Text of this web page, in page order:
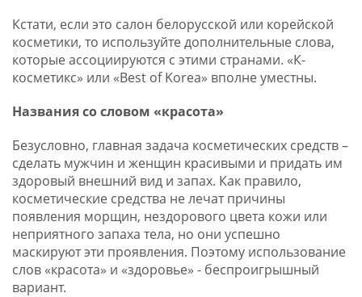
Кстати, если это салон белорусской или корейской
косметики, то используйте дополнительные слова,
которые ассоциируются с этими странами. «К-
косметикс» или «Best of Korea» вполне уместны.
Названия со словом «красота»
Безусловно, главная задача косметических средств –
сделать мужчин и женщин красивыми и придать им
здоровый внешний вид и запах. Как правило,
косметические средства не лечат причины
появления морщин, нездорового цвета кожи или
неприятного запаха тела, но они успешно
маскируют эти проявления. Поэтому использование
слов «красота» и «здоровье» - беспроигрышный
вариант.